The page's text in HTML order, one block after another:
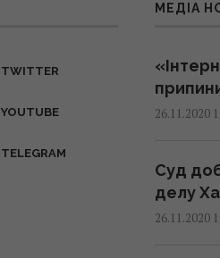
TWITTER
YOUTUBE
TELEGRAM
МЕДІА
26.11.2020
Суд
делу
26.11.2020